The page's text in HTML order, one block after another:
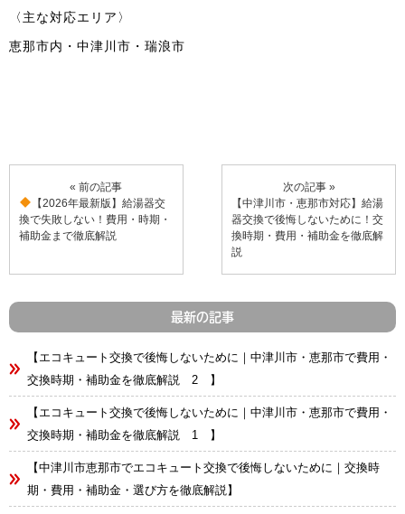
〈主な対応エリア〉
恵那市内・中津川市・瑞浪市
« 前の記事
【2026年最新版】給湯器交
換で失敗しない！費用・時期・
補助金まで徹底解説
次の記事 »
【中津川市・恵那市対応】給湯
器交換で後悔しないために！交
換時期・費用・補助金を徹底解
説
最新の記事
【エコキュート交換で後悔しないために｜中津川市・恵那市で費用・
交換時期・補助金を徹底解説 2 】
【エコキュート交換で後悔しないために｜中津川市・恵那市で費用・
交換時期・補助金を徹底解説 1 】
【中津川市恵那市でエコキュート交換で後悔しないために｜交換時
期・費用・補助金・選び方を徹底解説】